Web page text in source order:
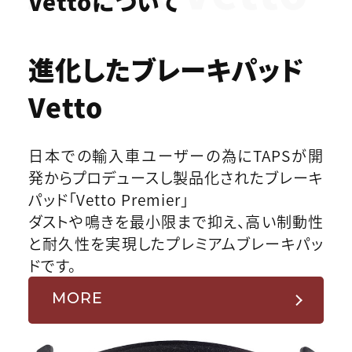
進化したブレーキパッド
Vetto
日本での輸入車ユーザーの為にTAPSが開
発からプロデュースし製品化されたブレーキ
パッド「Vetto Premier」
ダストや鳴きを最小限まで抑え、高い制動性
と耐久性を実現したプレミアムブレーキパッ
ドです。
MORE